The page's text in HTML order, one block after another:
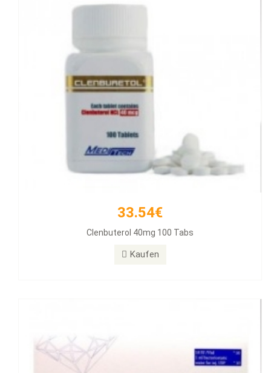
33.54€
Clenbuterol 40mg 100 Tabs
Kaufen
257.11€
Diamondtropin